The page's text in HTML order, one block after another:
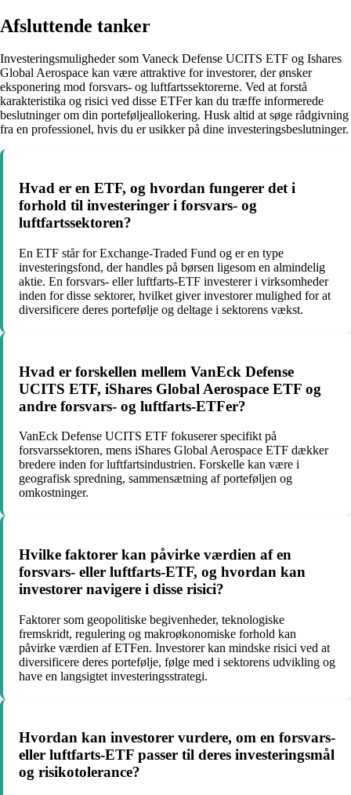
Afsluttende tanker
Investeringsmuligheder som Vaneck Defense UCITS ETF og Ishares
Global Aerospace kan være attraktive for investorer, der ønsker
eksponering mod forsvars- og luftfartssektorerne. Ved at forstå
karakteristika og risici ved disse ETFer kan du træffe informerede
beslutninger om din porteføljeallokering. Husk altid at søge rådgivning
fra en professionel, hvis du er usikker på dine investeringsbeslutninger.
Hvad er en ETF, og hvordan fungerer det i
forhold til investeringer i forsvars- og
luftfartssektoren?
En ETF står for Exchange-Traded Fund og er en type
investeringsfond, der handles på børsen ligesom en almindelig
aktie. En forsvars- eller luftfarts-ETF investerer i virksomheder
inden for disse sektorer, hvilket giver investorer mulighed for at
diversificere deres portefølje og deltage i sektorens vækst.
Hvad er forskellen mellem VanEck Defense
UCITS ETF, iShares Global Aerospace ETF og
andre forsvars- og luftfarts-ETFer?
VanEck Defense UCITS ETF fokuserer specifikt på
forsvarssektoren, mens iShares Global Aerospace ETF dækker
bredere inden for luftfartsindustrien. Forskelle kan være i
geografisk spredning, sammensætning af porteføljen og
omkostninger.
Hvilke faktorer kan påvirke værdien af en
forsvars- eller luftfarts-ETF, og hvordan kan
investorer navigere i disse risici?
Faktorer som geopolitiske begivenheder, teknologiske
fremskridt, regulering og makroøkonomiske forhold kan
påvirke værdien af ETFen. Investorer kan mindske risici ved at
diversificere deres portefølje, følge med i sektorens udvikling og
have en langsigtet investeringsstrategi.
Hvordan kan investorer vurdere, om en forsvars-
eller luftfarts-ETF passer til deres investeringsmål
og risikotolerance?